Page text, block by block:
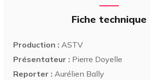
Fiche technique
Production : ASTV
Présentateur : Pierre Doyelle
Reporter : Aurélien Bally